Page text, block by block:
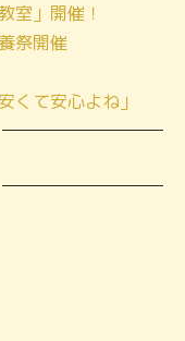
室」開催！
祭開催
くて安心よね」